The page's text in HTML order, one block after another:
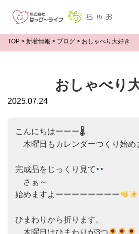
TOP > 新着情報 > ブログ > おしゃべり大好き
おしゃべり
2025.07.24
こんにちはーーー🌡
木曜日もカレンダーつくり始め
完成品をじっくり見て
さぁ～
始めますよーーーーーーーー
ひまわりから折ります。